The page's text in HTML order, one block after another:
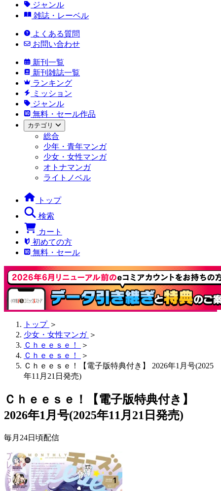
ジャンル
雑誌・レーベル
よくある質問
お問い合わせ
新刊一覧
新刊雑誌一覧
ランキング
ミッション
ジャンル
無料・セール作品
カテゴリ
総合
少年・青年マンガ
少女・女性マンガ
オトナマンガ
ライトノベル
トップ
検索
カート
初めての方
無料・セール
トップ ＞
少女・女性マンガ ＞
Ｃｈｅｅｓｅ！
＞
Ｃｈｅｅｓｅ！
＞
Ｃｈｅｅｓｅ！【電子版特典付き】 2026年1月号(2025
年11月21日発売)
Ｃｈｅｅｓｅ！【電子版特典付き】
2026年1月号(2025年11月21日発売)
毎月24日頃配信